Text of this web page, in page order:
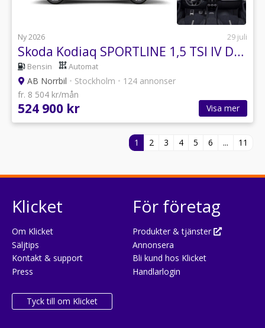
Ny 2026 29 juli
Skoda Kodiaq SPORTLINE 1,5 TSI IV DSG, Drag, Convenience plus
Bensin Automat
AB Norrbil • Stockholm • 124 annonser
fr. 8 504 kr/mån
524 900 kr Visa mer
1 2 3 4 5 6 ... 11
Klicket
Om Klicket
Säljtips
Kontakt & support
Press
Tyck till om Klicket
För företag
Produkter & tjänster
Annonsera
Bli kund hos Klicket
Handlarlogin